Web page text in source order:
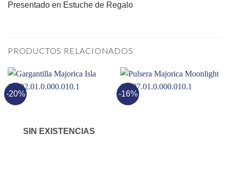
Presentado en Estuche de Regalo
PRODUCTOS RELACIONADOS
-20%
SIN EXISTENCIAS
-16%